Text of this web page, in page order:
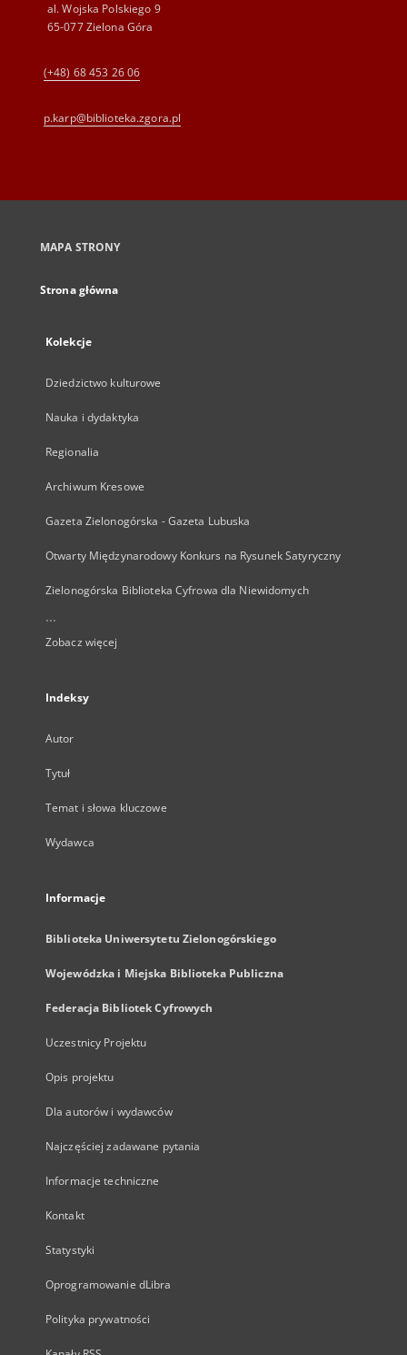
al. Wojska Polskiego 9
65-077 Zielona Góra
(+48) 68 453 26 06
p.karp@biblioteka.zgora.pl
MAPA STRONY
Strona główna
Kolekcje
Dziedzictwo kulturowe
Nauka i dydaktyka
Regionalia
Archiwum Kresowe
Gazeta Zielonogórska - Gazeta Lubuska
Otwarty Międzynarodowy Konkurs na Rysunek Satyryczny
Zielonogórska Biblioteka Cyfrowa dla Niewidomych
...
Zobacz więcej
Indeksy
Autor
Tytuł
Temat i słowa kluczowe
Wydawca
Informacje
Biblioteka Uniwersytetu Zielonogórskiego
Wojewódzka i Miejska Biblioteka Publiczna
Federacja Bibliotek Cyfrowych
Uczestnicy Projektu
Opis projektu
Dla autorów i wydawców
Najczęściej zadawane pytania
Informacje techniczne
Kontakt
Statystyki
Oprogramowanie dLibra
Polityka prywatności